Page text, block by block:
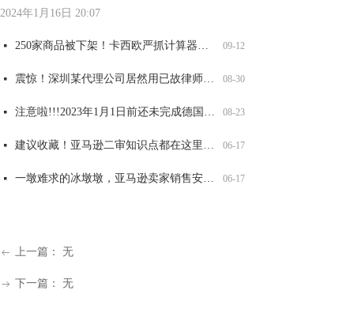
2024年1月16日 20:07
ꂃ 上一篇： 无
ꁹ 下一篇： 无
넷
09-12
넷
08-30
넷
08-23
넷
06-17
넷
06-17
넷
넷
넷
넷 全网爆火可达鸭，能卖吗？
넷